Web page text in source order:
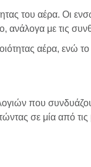
του αέρα. Οι
ανάλογα με τις
αέρα, ενώ
που
σε μία από